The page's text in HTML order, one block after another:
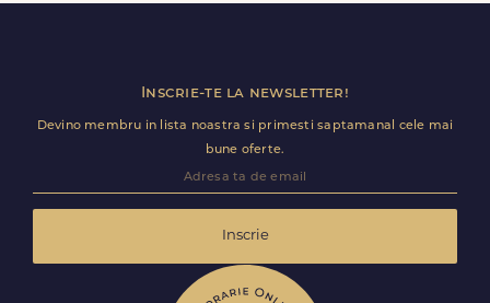
Inscrie-te la newsletter!
Devino membru in lista noastra si primesti saptamanal cele mai
bune oferte.
Inscrie